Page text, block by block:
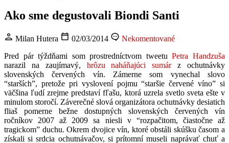
Ako sme degustovali Biondi Santi
Milan Hutera 02/03/2014
Nekomentované
Pred pár týždňami som prostredníctvom tweetuPetra Handzuša
narazil na zaujímavý, hrôzu naháňajúci sumárz ochutnávky
slovenských červených vín. Zámerne som vynechal slovo
“starších”, pretože pri vyslovení pojmu “staršie červené víno” si
väčšina ľudí zrejme predstaví fľašu, ktorá uzrela svetlo sveta ešte v
minulom storočí. Záverečné slová organizátora ochutnávky desiatich
fliaš pomerne bežne dostupných slovenských červených vín
ročníkov 2007 až 2009 sa niesli v “rozpačitom, čiastočne až
tragickom” duchu. Okrem dvojice vín, ktoré obstáli skúšku časom a
získali si srdcia ochutnávačov, si prítomní museli naprávať chuť a